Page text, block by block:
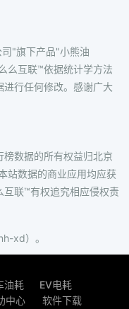
"旗下产品"小熊油
么互联™依据统计学方法
行任何修改。感谢广大
数据的所有权益归北京
站数据的商业应用均应获
联™有权追究相应侵权责
xd）。
油耗
EV电耗
中心 软件下载